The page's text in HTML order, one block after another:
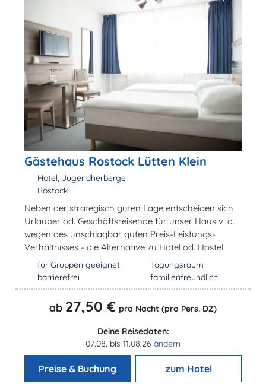
Gästehaus Rostock Lütten Klein
Hotel, Jugendherberge
Rostock
Neben der strategisch guten Lage entscheiden sich
Urlauber od. Geschäftsreisende für unser Haus v. a.
wegen des unschlagbar guten Preis-Leistungs-
Verhältnisses - die Alternative zu Hotel od. Hostel!
für Gruppen geeignet
barrierefrei
Tagungsraum
familienfreundlich
ab 27,50 € pro Nacht (pro Pers. DZ)
Deine Reisedaten:
07.08. bis 11.08.26 ändern
Preise & Buchung zum Hotel